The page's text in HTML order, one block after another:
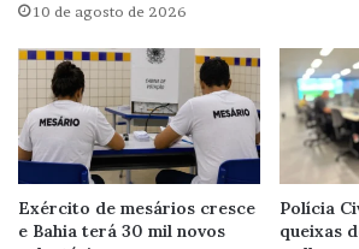
10 de agosto de 2026
Exército de mesários cresce
e Bahia terá 30 mil novos
Polícia
queixas